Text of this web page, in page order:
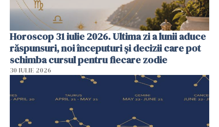
Horoscop 31 iulie 2026. Ultima zi a lunii aduce
răspunsuri, noi începuturi și decizii care pot
schimba cursul pentru fiecare zodie
30 IULIE 2026